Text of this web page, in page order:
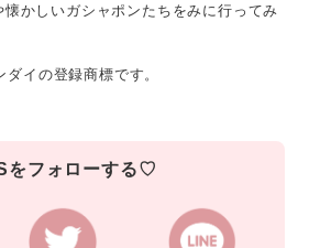
かしいガシャポンたちをみに行ってみ
イの登録商標です。
をフォローする♡